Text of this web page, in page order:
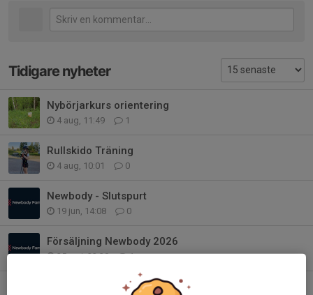
Tidigare nyheter
Nybörjarkurs orientering
4 aug, 11:49 1
Rullskido Träning
4 aug, 10:01 0
Newbody - Slutspurt
19 jun, 14:08 0
Försäljning Newbody 2026
25 maj, 22:30 1
Medlemsbrev - Tack för SprintCupen!